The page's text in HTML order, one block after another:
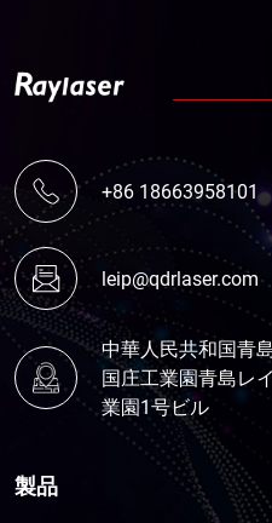
+86 18663958101
leip@qdrlaser.com
中華人民共和国青
国庄工業園青島レ
業園1号ビル
製品